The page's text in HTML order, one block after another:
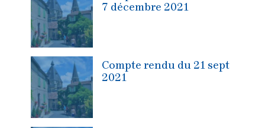
7 décembre 2021
Compte rendu du 21 sept
2021